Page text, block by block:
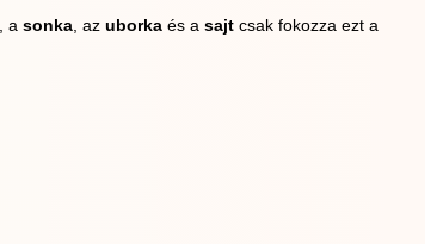
, a sonka , az uborka és a sajt csak fokozza ezt a